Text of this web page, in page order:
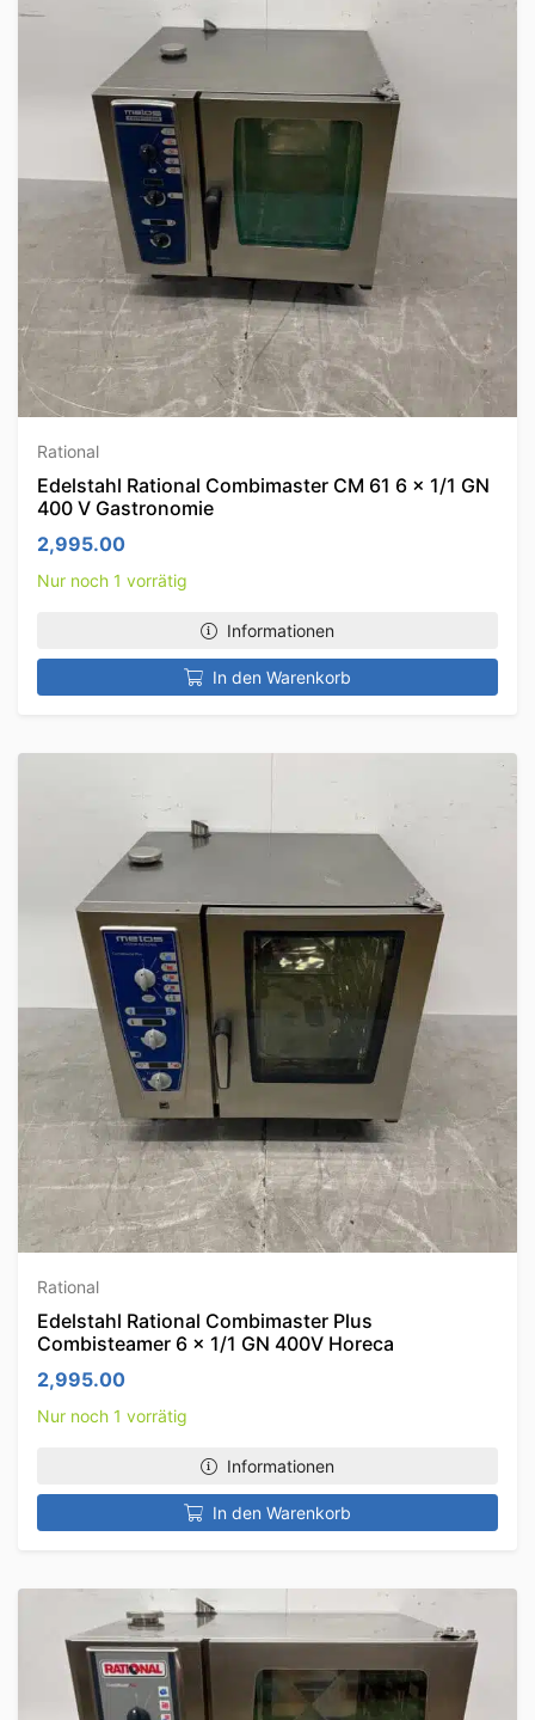
Rational
Edelstahl Rational Combimaster CM 61 6 x 1/1 GN
400 V Gastronomie
2,995.00
Nur noch 1 vorrätig
Informationen
In den Warenkorb
Rational
Edelstahl Rational Combimaster Plus
Combisteamer 6 x 1/1 GN 400V Horeca
2,995.00
Nur noch 1 vorrätig
Informationen
In den Warenkorb